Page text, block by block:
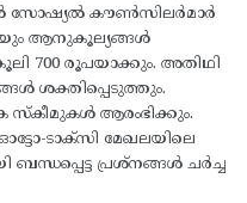
സോഷ്യല്‍ കൗണ്‍സിലര്‍മാര്‍
ആനുകൂല്യങ്ങള്‍
700 രൂപയാക്കും. അതിഥി
ശക്തിപ്പെടുത്തും.
സ്കീമുകള്‍ ആരംഭിക്കും.
ടാക്സി മേഖലയിലെ
ബന്ധപ്പെട്ട പ്രശ്നങ്ങള്‍ ചര്‍ച്ച